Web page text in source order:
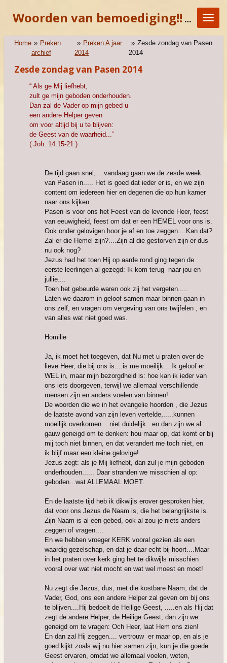
direct
hoofdinhoud
Woorden van bemoediging!!"KOM
Home » Preken
archief
» Preken A jaar
2014
» Zesde zondag van Pasen
2014
Zesde zondag van Pasen 2014
“ Als ge Mij liefhebt,
zult ge mijn geboden onderhouden.
Dan zal de Vader op mijn gebed u
een andere Helper geven
om voor altijd bij u te blijven:
de Geest van de waarheid...”
( Joh. 14:15-21 )
De tijd gaan snel, ...vandaag gaan we de zesde week
van Pasen in..... Het is goed dat ieder er is, en we zijn
content om iedereen hier en degenen die op hun kamer
naar ons kijken....
Pasen is voor ons het Feest van de levende Heer, feest
van eeuwigheid, feest om dat er een HEMEL voor ons is.
Ook onder gelovigen hoor je af en toe zeggen....Kan dat?
Zal er die Hemel zijn?....Zijn al die gestorven zijn er dus
nu ook nog?
Jezus had het toen Hij op aarde rond ging tegen de
eerste leerlingen al gezegd: Ik kom terug naar jou en
jullie....
Toen het gebeurde waren ook zij het vergeten.....
Laten we daarom in geloof samen maar binnen gaan in
ons zelf, en vragen om vergeving van ons twijfelen , en
van alles wat niet goed was.
Homilie
Ja, ik moet het toegeven, dat Nu met u praten over de
lieve Heer, die bij ons is....is me moeilijk....Ik geloof er
WEL in, maar mijn bezorgdheid is: hoe kan ik ieder van
ons iets doorgeven, terwijl we allemaal verschillende
mensen zijn en anders voelen van binnen!
De woorden die we in het evangelie hoorden , die Jezus
de laatste avond van zijn leven vertelde,.....kunnen
moeilijk overkomen....niet duidelijk...en dan zijn we al
gauw geneigd om te denken: hou maar op, dat komt er bij
mij toch niet binnen, en dat verandert me toch niet, en
ik blijf maar een kleine gelovige!
Jezus zegt: als je Mij liefhebt, dan zul je mijn geboden
onderhouden...... Daar stranden we misschien al op:
geboden...wat ALLEMAAL MOET..
En de laatste tijd heb ik dikwijls erover gesproken hier,
dat voor ons Jezus de Naam is, die het belangrijkste is.
Zijn Naam is al een gebed, ook al zou je niets anders
zeggen of vragen....
En we hebben vroeger KERK vooral gezien als een
waardig gezelschap, en dat je daar echt bij hoort....Maar
in het praten over kerk ging het te dikwijls misschien
vooral over wat niet mocht en wat wel moest en moet!
Nu zegt die Jezus, dus, met die kostbare Naam, dat de
Vader, God, ons een andere Helper zal geven om bij ons
te blijven....Hij bedoelt de Heilige Geest, .....en als Hij dat
zegt de andere Helper, de Heilige Geest, dan zijn we
geneigd om te vragen: Och Heer, laat Hem ons zien!
En dan zal Hij zeggen.... vertrouw er maar op, en als je
goed kijkt zoals wij nu hier samen zijn, kun je die goede
Geest ervaren, omdat we allemaal voelen, weten,